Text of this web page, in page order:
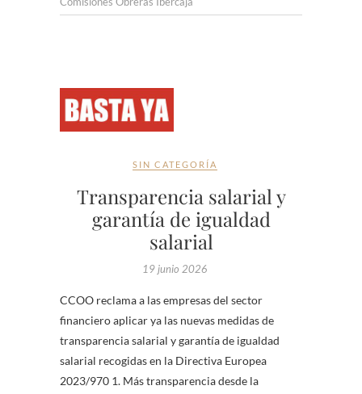
SIN CATEGORÍA
Transparencia salarial y
garantía de igualdad
salarial
19 junio 2026
CCOO reclama a las empresas del sector
financiero aplicar ya las nuevas medidas de
transparencia salarial y garantía de igualdad
salarial recogidas en la Directiva Europea
2023/970 1. Más transparencia desde la